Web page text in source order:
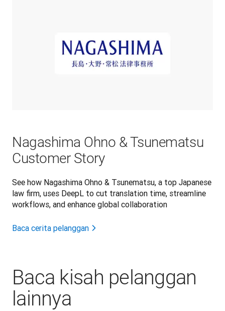
Nagashima Ohno & Tsunematsu
Customer Story
See how Nagashima Ohno & Tsunematsu, a top Japanese
law firm, uses DeepL to cut translation time, streamline
workflows, and enhance global collaboration
Baca cerita pelanggan
Baca kisah pelanggan
lainnya